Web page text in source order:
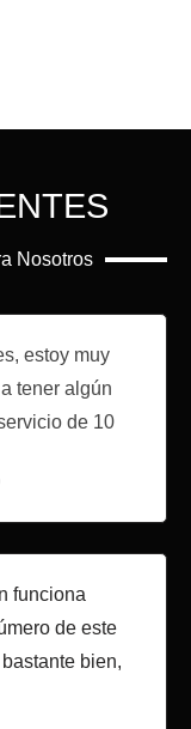
Nosotros
estoy muy
tener algún
de 10
funciona
de este
bien,